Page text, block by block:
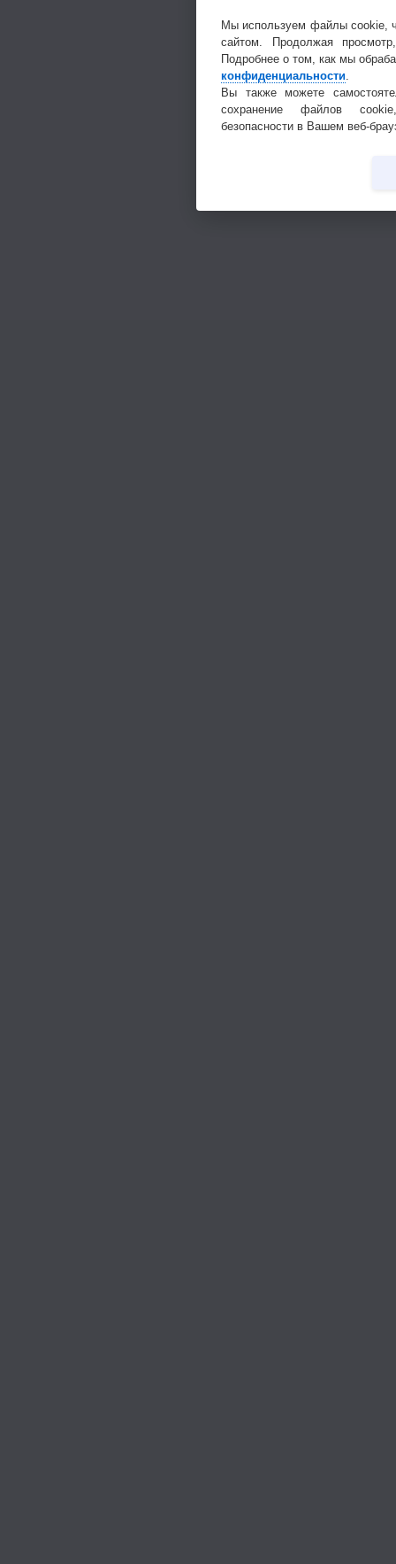
Мы используем файлы cookie,
сайтом. Продолжая
Подробнее о том, как мы
конфиденциальности
Вы также можете
сохранение файлов
безопасности в Вашем веб-